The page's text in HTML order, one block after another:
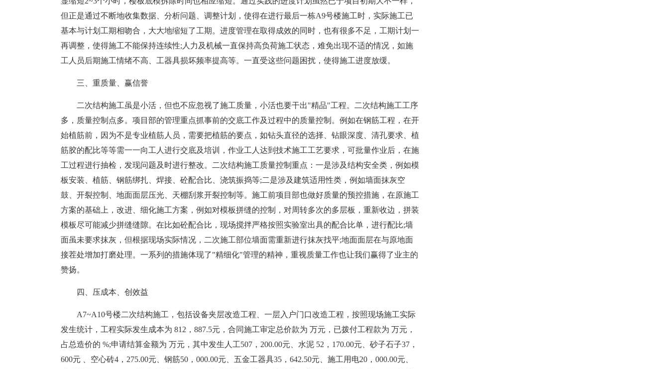
但正是通过不断地收集数据、分析问题、调整计划，使得在进行最后一栋A9号楼施工时，实际施工已
基本与计划工期相吻合，大大地缩短了工期。进度管理在取得成效的同时，也有很多不足，工期计划一
再调整，使得施工不能保持连续性;人力及机械一直保持高负荷施工状态，难免出现不适的情况，如施
工人员后期施工情绪不高、工器具损坏频率提高等。一直受这些问题困扰，使得施工进度放缓。
三、重质量、赢信誉
二次结构施工虽是小活，但也不应忽视了施工质量，小活也要干出"精品"工程。二次结构施工工序
多，质量控制点多。项目部的管理重点抓事前的交底工作及过程中的质量控制。例如在钢筋工程，在开
始植筋前，因为不是专业植筋人员，需要把植筋的要点，如钻头直径的选择、钻眼深度、清孔要求、植
筋胶的配比等等需一一向工人进行交底及培训，作业工人达到技术施工工艺要求，可批量作业后，在施
工过程进行抽检，发现问题及时进行整改。二次结构施工质量控制重点：一是涉及结构安全类，例如模
板安装、植筋、钢筋绑扎、焊接、砼配合比、浇筑振捣等;二是涉及建筑适用性类，例如墙面抹灰空
鼓、开裂控制、地面面层压光、天棚刮浆开裂控制等。施工前项目部也做好质量的预控措施，在原施工
方案的基础上，改进、细化施工方案，例如对模板拼缝的控制，对周转多次的多层板，重新收边，拼装
模板尽可能减少拼缝缝隙。在比如砼配合比，现场搅拌严格按照实验室出具的配合比单，进行配比;墙
面虽未要求抹灰，但根据现场实际情况，二次施工部位墙面需重新进行抹灰找平;地面面层在与原地面
接茬处增加打磨处理。一系列的措施体现了"精细化"管理的精神，重视质量工作也让我们赢得了业主的
赞扬。
四、压成本、创效益
A7~A10号楼二次结构施工，包括设备夹层改造工程、一层入户门口改造工程，按照现场施工实际
发生统计，工程实际发生成本为 812，887.5元，合同施工审定总价款为 万元，已拨付工程款为 万元，
占总造价的 %;申请结算金额为 万元，其中发生人工507，200.00元、水泥 52，170.00元、砂子石子37，
600元 、空心砖4，275.00元、钢筋50，000.00元、五金工器具35，642.50元、施工用电20，000.00元、